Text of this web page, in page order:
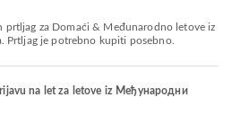
je potrebno kupiti posebno.
na let za letove iz Међународни